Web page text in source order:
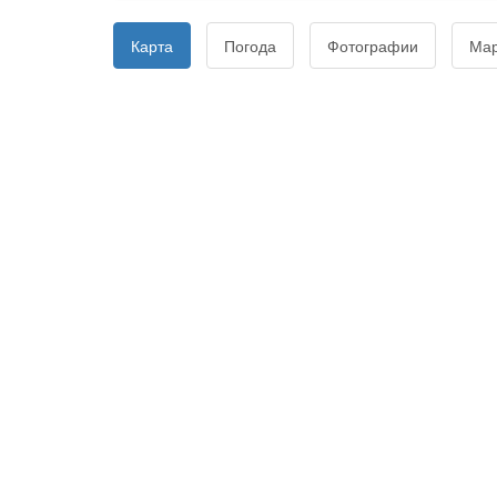
Карта Погода Фотографии